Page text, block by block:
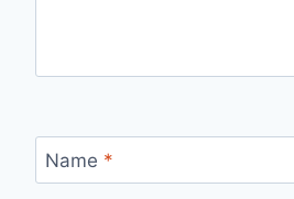
Name *